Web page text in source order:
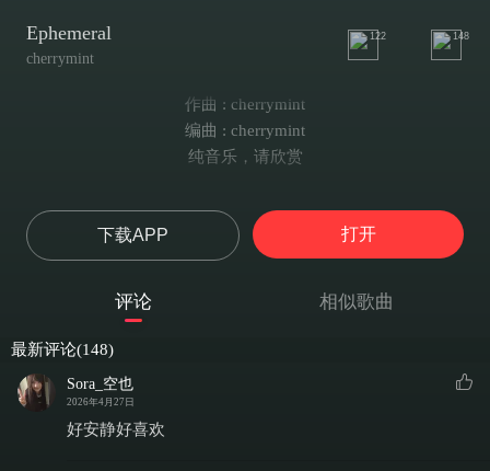
Ephemeral
cherrymint
122 148
作曲 : cherrymint
编曲 : cherrymint
纯音乐，请欣赏
下载APP 打开
评论 相似歌曲
最新评论(148)
Sora_空也
2026年4月27日
好安静好喜欢